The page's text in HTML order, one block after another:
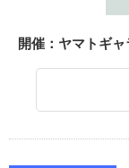
開催：ヤマトギ